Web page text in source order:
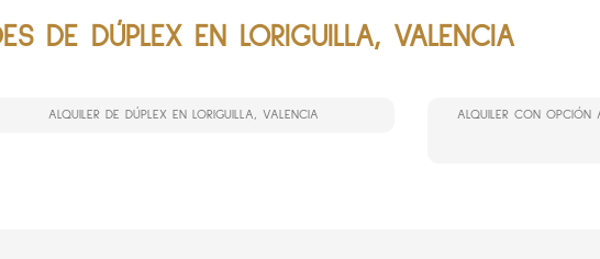
DE DÚPLEX EN LORIGUILLA, VALENCIA
ALQUILER DE DÚPLEX EN LORIGUILLA, VALENCIA ALQUILER CON OPCIÓN